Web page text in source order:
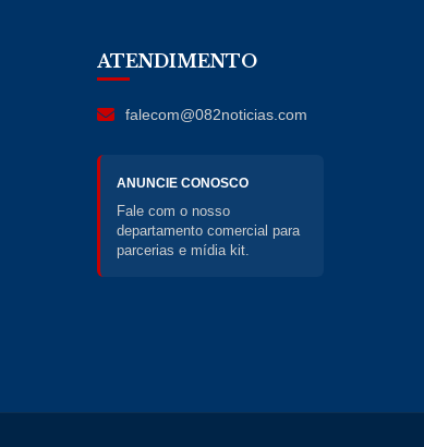
ATENDIMENTO
falecom@082noticias.com
ANUNCIE CONOSCO
Fale com o nosso
departamento comercial para
parcerias e mídia kit.